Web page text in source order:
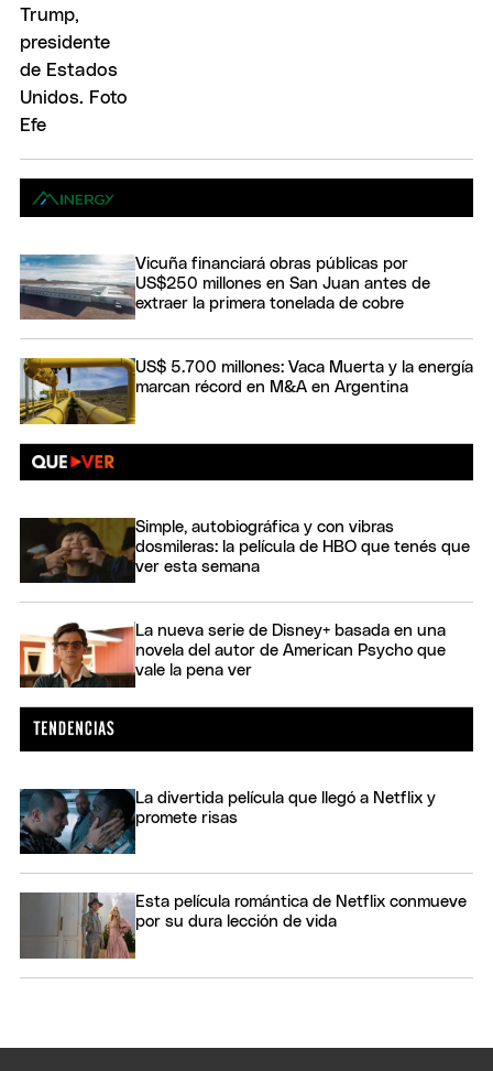
Vicuña financiará obras públicas por
US$250 millones en San Juan antes de
extraer la primera tonelada de cobre
US$ 5.700 millones: Vaca Muerta y la energía
marcan récord en M&A en Argentina
Simple, autobiográfica y con vibras
dosmileras: la película de HBO que tenés que
ver esta semana
La nueva serie de Disney+ basada en una
novela del autor de American Psycho que
vale la pena ver
La divertida película que llegó a Netflix y
promete risas
Esta película romántica de Netflix conmueve
por su dura lección de vida